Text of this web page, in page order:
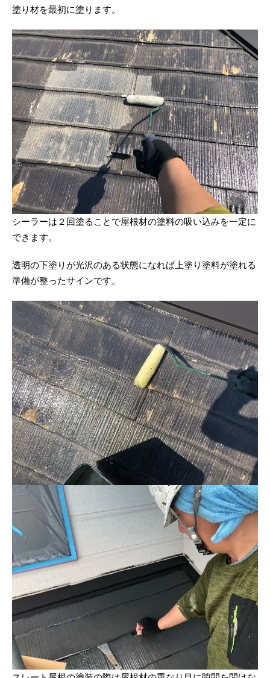
塗り材を最初に塗ります。
シーラーは２回塗ることで屋根材の塗料の吸い込みを一定に
できます。
透明の下塗りが光沢のある状態になれば上塗り塗料が塗れる
準備が整ったサインです。